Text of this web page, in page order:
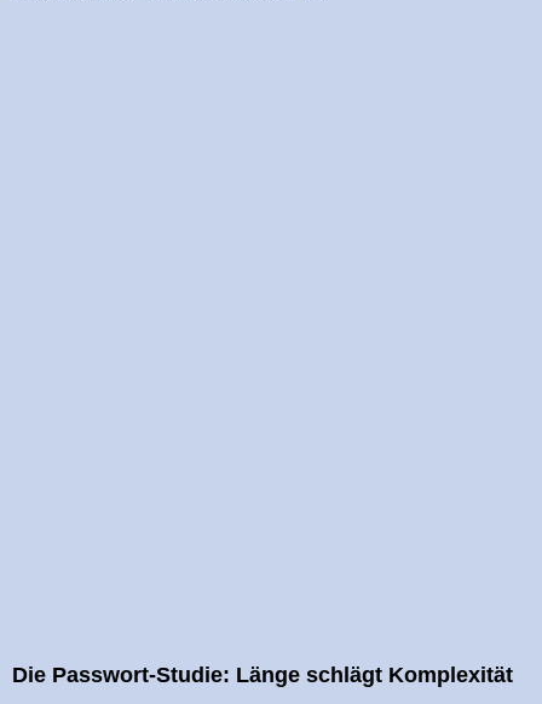
Die Passwort-Studie: Länge schlägt Komplexität